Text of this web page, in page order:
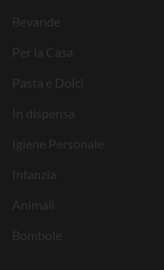
Bevande
Per la Casa
Pasta e Dolci
In dispensa
Igiene Personale
Infanzia
Animali
Bombole